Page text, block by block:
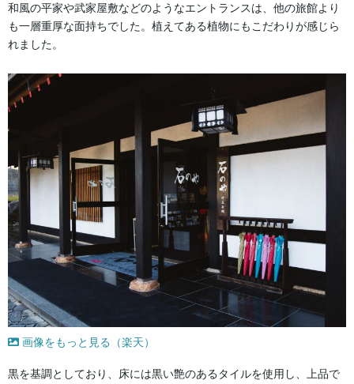
和風の平家や武家屋敷などのようなエントランスは、他の旅館より
も一層重厚な面持ちでした。植えてある植物にもこだわりが感じら
れました。
画像をもっと見る（楽天）
黒を基調としており、床には黒い艶のあるタイルを使用し、上品で